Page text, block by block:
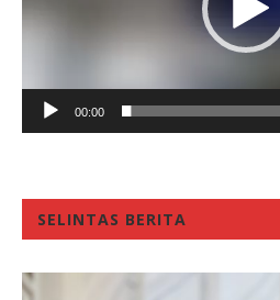
00:00
SELINTAS BERITA